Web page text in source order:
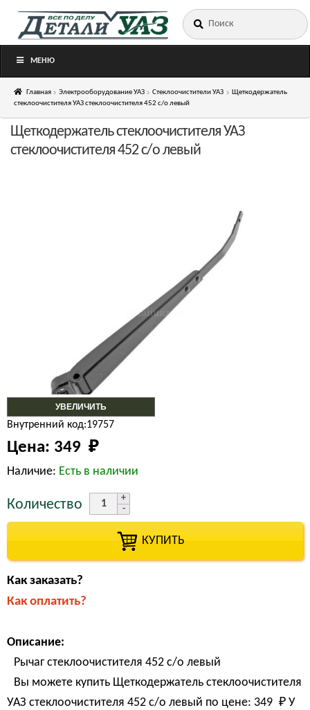
Перейти
Перейти
Искать:
МЕНЮ
Главная Электрооборудование УАЗ Стеклоочистители УАЗ
Щеткодержатель
стеклоочистителя УАЗ стеклоочистителя 452 с/о левый
УВЕЛИЧИТЬ
Щеткодержатель стеклоочистителя УАЗ
стеклоочистителя 452 с/о левый
Внутренний код:19757
Цена: 349 ₽
Наличие: Есть в наличии
Количество
КУПИТЬ
Как заказать?
Как оплатить?
Описание:
Рычаг стеклоочистителя 452 с/о левый
Вы можете купить Щеткодержатель стеклоочистителя
УАЗ стеклоочистителя 452 с/о левый по цене: 349 ₽ У